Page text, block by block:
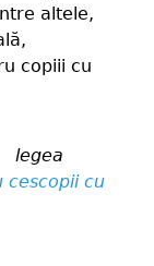
altele,
copiii cu
legea
cescopii cu